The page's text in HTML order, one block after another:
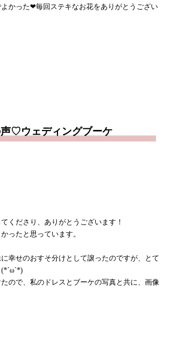
かった❤︎毎回ステキなお花をありがとうござい
♡ウェディングブーケ
くださり、ありがとうございます！
ったと思っています。
幸せのおすそ分けとして譲ったのですが、とて
(*´ω`*)
ので、私のドレスとブーケの写真と共に、画像